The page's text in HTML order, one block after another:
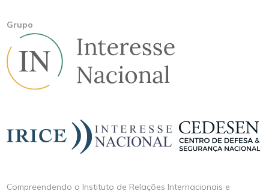
Grupo
Compreendendo o Instituto de Relações Internacionais e